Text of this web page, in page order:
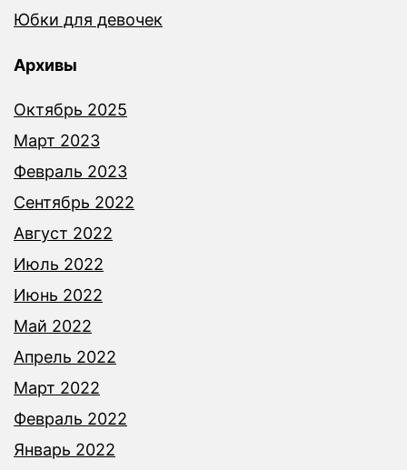
Юбки для девочек
Архивы
Октябрь 2025
Март 2023
Февраль 2023
Сентябрь 2022
Август 2022
Июль 2022
Июнь 2022
Май 2022
Апрель 2022
Март 2022
Февраль 2022
Январь 2022